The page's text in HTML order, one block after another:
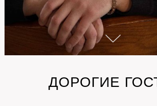
ДОРОГИЕ